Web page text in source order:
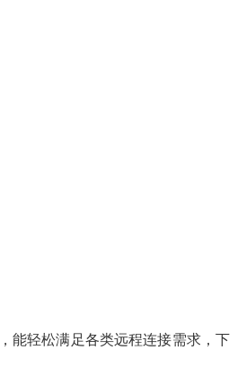
能轻松满足各类远程连接需求，下